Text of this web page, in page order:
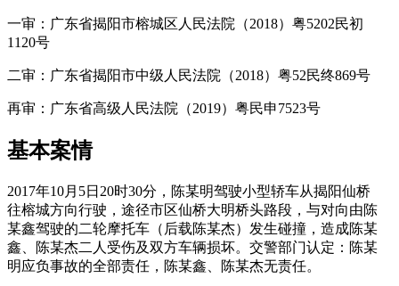
一审：广东省揭阳市榕城区人民法院（2018）粤5202民初
1120号
二审：广东省揭阳市中级人民法院（2018）粤52民终869号
再审：广东省高级人民法院（2019）粤民申7523号
基本案情
2017年10月5日20时30分，陈某明驾驶小型轿车从揭阳仙桥
往榕城方向行驶，途径市区仙桥大明桥头路段，与对向由陈
某鑫驾驶的二轮摩托车（后载陈某杰）发生碰撞，造成陈某
鑫、陈某杰二人受伤及双方车辆损坏。交警部门认定：陈某
明应负事故的全部责任，陈某鑫、陈某杰无责任。